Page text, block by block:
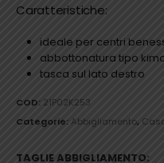
Caratteristiche:
ideale per centri
abbottonatura tipo
tasca sul lato destro
COD: 21P02K253
Categorie:Abbigliamento,
TAGLIE ABBIGLIAMENTO